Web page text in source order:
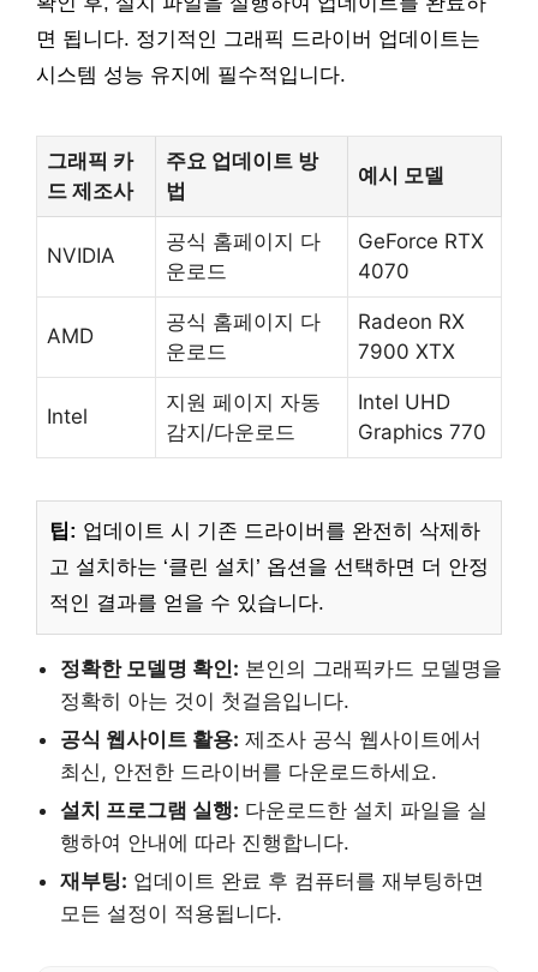
면 됩니다. 정기적인 그래픽 드라이버 업데이트는
시스템 성능 유지에 필수적입니다.
그래픽 카
드 제조사
주요 업데이트 방
법
예시 모델
NVIDIA
공식 홈페이지 다
운로드
GeForce RTX
4070
AMD
공식 홈페이지 다
운로드
Radeon RX
7900 XTX
Intel
지원 페이지 자동
감지/다운로드
Intel UHD
Graphics 770
팁: 업데이트 시 기존 드라이버를 완전히 삭제하
고 설치하는 ‘클린 설치’ 옵션을 선택하면 더 안정
적인 결과를 얻을 수 있습니다.
정확한 모델명 확인: 본인의 그래픽카드 모델명을
정확히 아는 것이 첫걸음입니다.
공식 웹사이트 활용: 제조사 공식 웹사이트에서
최신, 안전한 드라이버를 다운로드하세요.
설치 프로그램 실행: 다운로드한 설치 파일을 실
행하여 안내에 따라 진행합니다.
재부팅: 업데이트 완료 후 컴퓨터를 재부팅하면
모든 설정이 적용됩니다.